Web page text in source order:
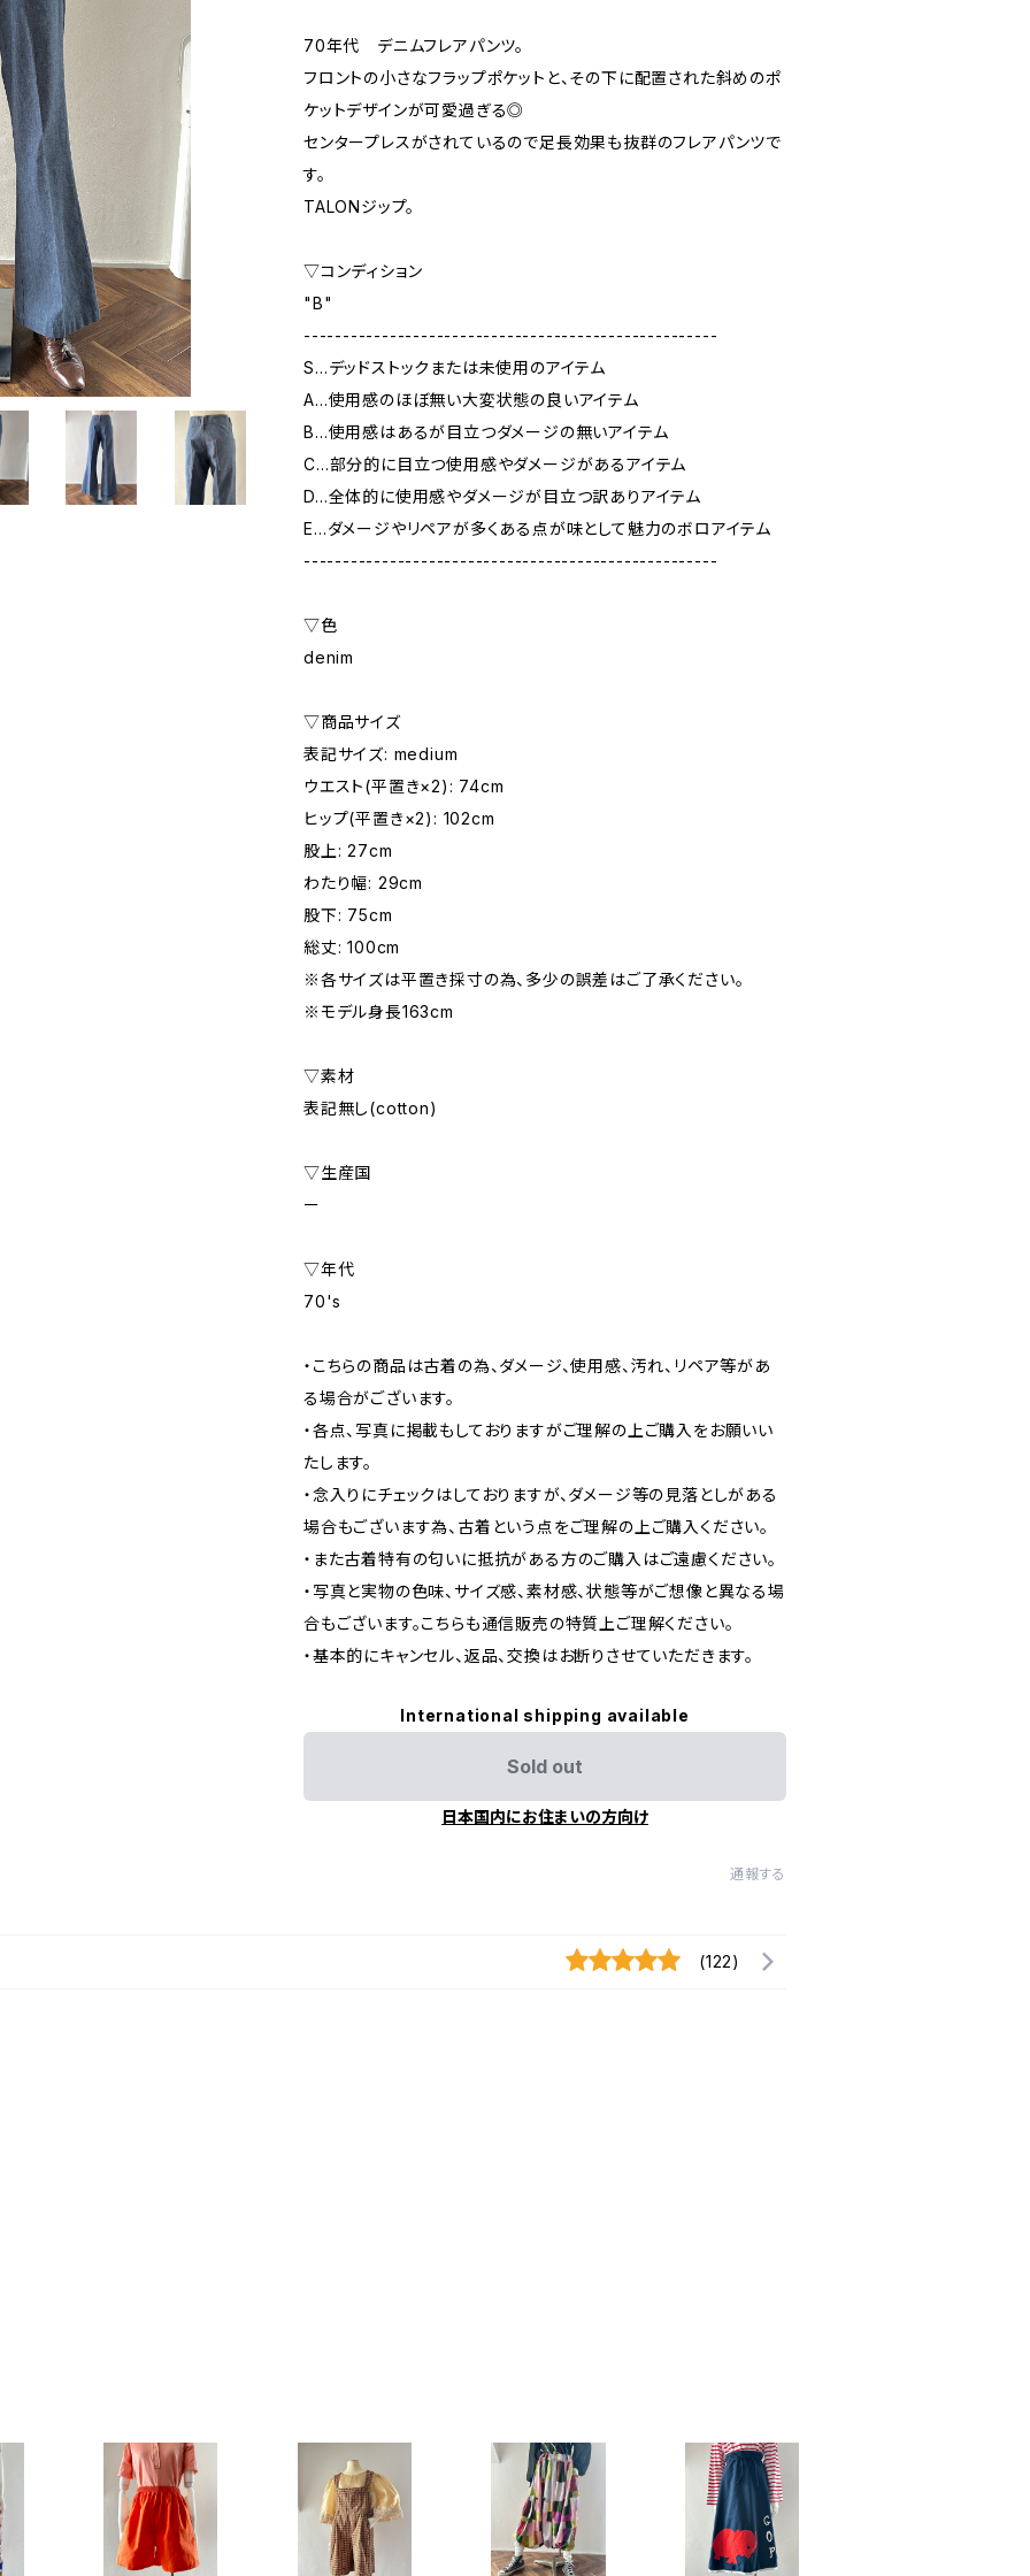
70年代 デニムフレアパンツ。
フロントの小さなフラップポケットと、その下に配置された斜めのポ
ケットデザインが可愛過ぎる◎
センタープレスがされているので足長効果も抜群のフレアパンツで
す。
TALONジップ。
▽コンディション
"B"
-----------------------------------------------------
S…デッドストックまたは未使用のアイテム
A…使用感のほぼ無い大変状態の良いアイテム
B…使用感はあるが目立つダメージの無いアイテム
C…部分的に目立つ使用感やダメージがあるアイテム
D…全体的に使用感やダメージが目立つ訳ありアイテム
E…ダメージやリペアが多くある点が味として魅力のボロアイテム
-----------------------------------------------------
▽色
denim
▽商品サイズ
表記サイズ: medium
ウエスト(平置き×2): 74cm
ヒップ(平置き×2): 102cm
股上: 27cm
わたり幅: 29cm
股下: 75cm
総丈: 100cm
※各サイズは平置き採寸の為、多少の誤差はご了承ください。
※モデル身長163cm
▽素材
表記無し(cotton)
▽生産国
ー
▽年代
70's
・こちらの商品は古着の為、ダメージ、使用感、汚れ、リペア等があ
る場合がございます。
・各点、写真に掲載もしておりますがご理解の上ご購入をお願いい
たします。
・念入りにチェックはしておりますが、ダメージ等の見落としがある
場合もございます為、古着という点をご理解の上ご購入ください。
・また古着特有の匂いに抵抗がある方のご購入はご遠慮ください。
・写真と実物の色味、サイズ感、素材感、状態等がご想像と異なる場
合もございます。こちらも通信販売の特質上ご理解ください。
・基本的にキャンセル、返品、交換はお断りさせていただきます。
International shipping available
Sold out
日本国内にお住まいの方向け
通報する
(122)